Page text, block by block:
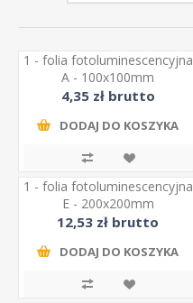
1 - folia fotoluminescencyjna
A - 100x100mm
4,35 zł brutto
DODAJ DO KOSZYKA
1 - folia fotoluminescencyjna
E - 200x200mm
12,53 zł brutto
DODAJ DO KOSZYKA